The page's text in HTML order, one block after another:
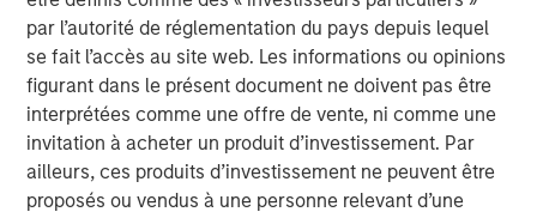
par l’autorité de réglementation du pays depuis lequel
se fait l’accès au site web. Les informations ou opinions
figurant dans le présent document ne doivent pas être
interprétées comme une offre de vente, ni comme une
invitation à acheter un produit d’investissement. Par
ailleurs, ces produits d’investissement ne peuvent être
proposés ou vendus à une personne relevant d’une
in Today's Risk Environment
ARTICLE
Higher Energy Costs Reshape Industrial
Demand Dynamics